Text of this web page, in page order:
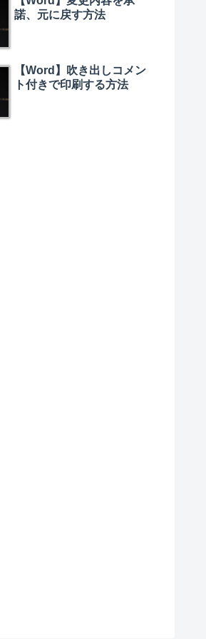
諾、元に戻す方法
【Word】吹き出しコメン
ト付きで印刷する方法